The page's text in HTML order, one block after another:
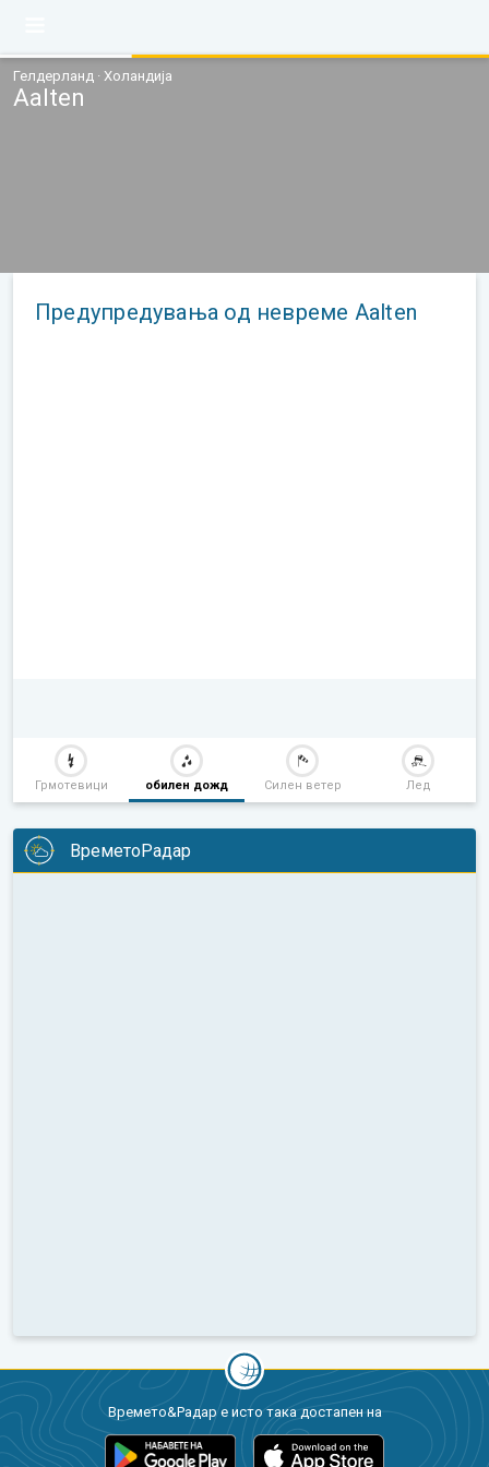
Гелдерланд · Холандија
Aalten
Предупредувања од невреме Aalten
Грмотевици обилен дожд Силен ветер Лед
ВреметоРадар
Времето&Радар е исто така достапен на